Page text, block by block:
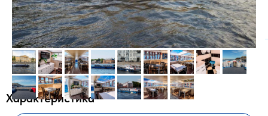
Характеристика